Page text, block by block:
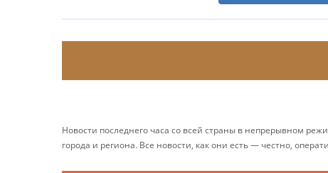
Новости последнего часа со всей страны в непрерывном
города и региона. Все новости, как они есть — честно,